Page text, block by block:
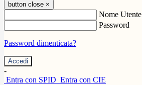
button close ×
Nome Utente
Password
Password dimenticata?
-
Entra con SPID Entra con CIE